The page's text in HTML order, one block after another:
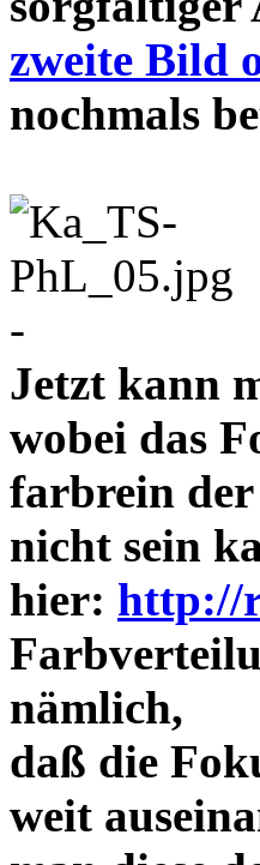
zweite Bild
-
Jetzt kann
wobei das
farbrein der
nicht sein
hier: http://
nämlich,
daß die
weit